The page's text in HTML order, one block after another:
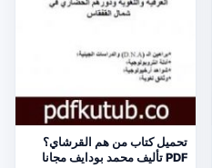
تحميل كتاب من هم القرشاي؟
PDF تأليف محمد بودايف مجانا